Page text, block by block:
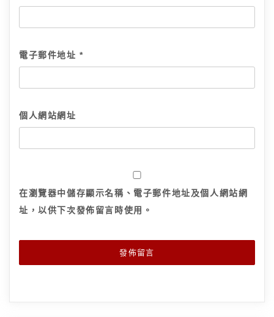
電子郵件地址*
個人網站網址
在瀏覽器中儲存顯示名稱、電子郵件地址及個人網站網
址，以供下次發佈留言時使用。